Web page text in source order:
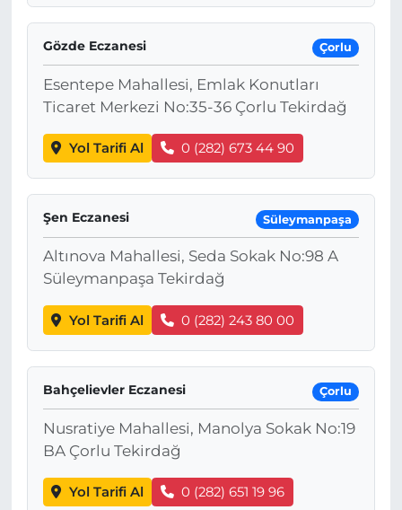
Gözde Eczanesi Çorlu
Esentepe Mahallesi, Emlak Konutları
Ticaret Merkezi No:35-36 Çorlu Tekirdağ
Yol Tarifi Al 0 (282) 673 44 90
Şen Eczanesi Süleymanpaşa
Altınova Mahallesi, Seda Sokak No:98 A
Süleymanpaşa Tekirdağ
Yol Tarifi Al 0 (282) 243 80 00
Bahçelievler Eczanesi Çorlu
Nusratiye Mahallesi, Manolya Sokak No:19
BA Çorlu Tekirdağ
Yol Tarifi Al 0 (282) 651 19 96